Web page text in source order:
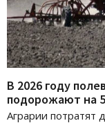
В 2026 году
подорожают на
Аграрии потратят